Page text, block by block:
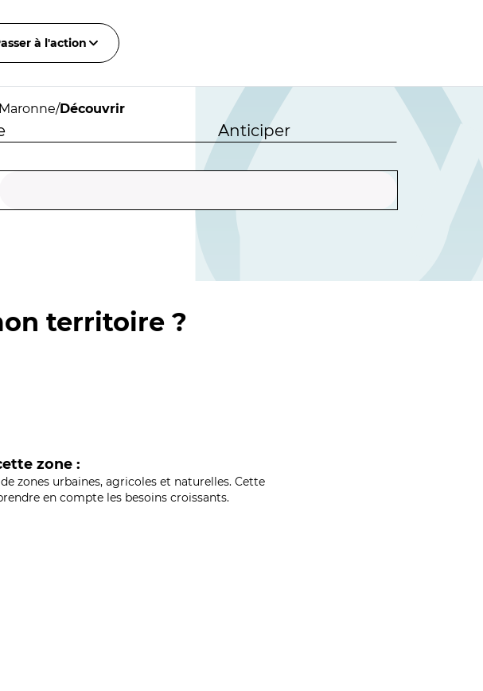
à l'action
/Découvrir
Anticiper
territoire ?
zone :
zones urbaines, agricoles et naturelles. Cette
en compte les besoins croissants.